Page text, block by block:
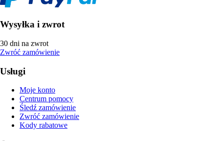
Wysyłka i zwrot
30 dni na zwrot
Zwróć zamówienie
Usługi
Moje konto
Centrum pomocy
Śledź zamówienie
Zwróć zamówienie
Kody rabatowe